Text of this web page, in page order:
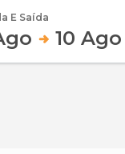
E Saída
10 Ago